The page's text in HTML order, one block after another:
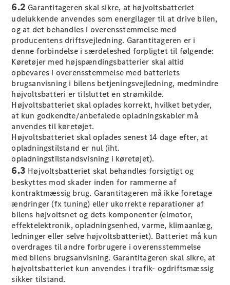
Konfigurator
Mercedes-
Benz Online
Showroom
Grand Limousine
VLE Elektrisk
Konfigurator
Mercedes-
Benz Online
Showroom
MPV
6.2 Garantitageren skal sikre, at højvoltsbatteriet
udelukkende anvendes som energilager til at drive bilen,
og at det behandles i overensstemmelse med
producentens driftsvejledning. Garantitageren er i
denne forbindelse i særdeleshed forpligtet til følgende:
Køretøjer med højspændingsbatterier skal altid
opbevares i overensstemmelse med batteriets
brugsanvisning i bilens betjeningsvejledning, medmindre
højvoltsbatteri er tilsluttet en strømkilde.
Højvoltsbatteriet skal oplades korrekt, hvilket betyder,
at kun godkendte/anbefalede opladningskabler må
anvendes til køretøjet.
Højvoltsbatteriet skal oplades senest 14 dage efter, at
opladningstilstand er nul (iht.
opladningstilstandsvisning i køretøjet).
6.3 Højvoltsbatteriet skal behandles forsigtigt og
beskyttes mod skader inden for rammerne af
kontraktmæssig brug. Garantitageren må ikke foretage
ændringer (fx tuning) eller ukorrekte reparationer af
bilens højvoltsnet og dets komponenter (elmotor,
effektelektronik, opladningsenhed, varme, klimaanlæg,
ledninger eller selve højvoltsbatteriet). Batteriet må kun
overdrages til andre forbrugere i overensstemmelse
med bilens brugsanvisning. Garantitageren skal sikre, at
højvoltsbatteriet kun anvendes i trafik- ogdriftsmæssig
sikker tilstand.